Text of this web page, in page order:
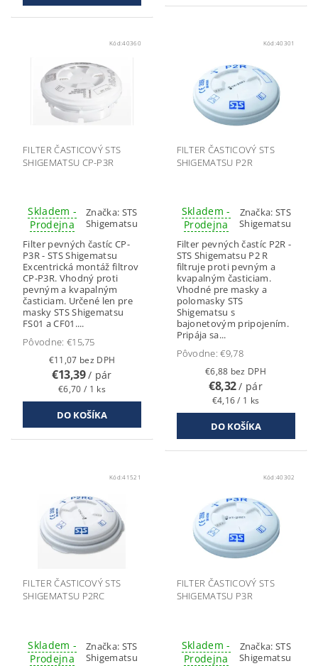
Kód:40360
FILTER ČASTICOVÝ STS
SHIGEMATSU CP-P3R
Skladem -
Prodejna
Značka: STS
Shigematsu
Filter pevných častíc CP-
P3R - STS Shigematsu
Excentrická montáž filtrov
CP-P3R. Vhodný proti
pevným a kvapalným
časticiam. Určené len pre
masky STS Shigematsu
FS01 a CF01....
Pôvodne: €15,75
€11,07 bez DPH
€13,39/ pár
€6,70 / 1 ks
Kód:40301
FILTER ČASTICOVÝ STS
SHIGEMATSU P2R
Skladem -
Prodejna
Značka:STS
Shigematsu
Filter pevných častíc P2R -
STS Shigematsu P2 R
filtruje proti pevným a
kvapalným časticiam.
Vhodné pre masky a
polomasky STS
Shigematsu s
bajonetovým pripojením.
Pripája sa...
Pôvodne:€9,78
€6,88 bez DPH
€8,32/ pár
€4,16 / 1 ks
Kód:41521
FILTER ČASTICOVÝ STS
SHIGEMATSU P2RC
Skladem -
Prodejna
Značka: STS
Shigematsu
Kód: 40302
FILTER ČASTICOVÝ STS
SHIGEMATSU P3R
Skladem -
Prodejna
Značka:STS
Shigematsu